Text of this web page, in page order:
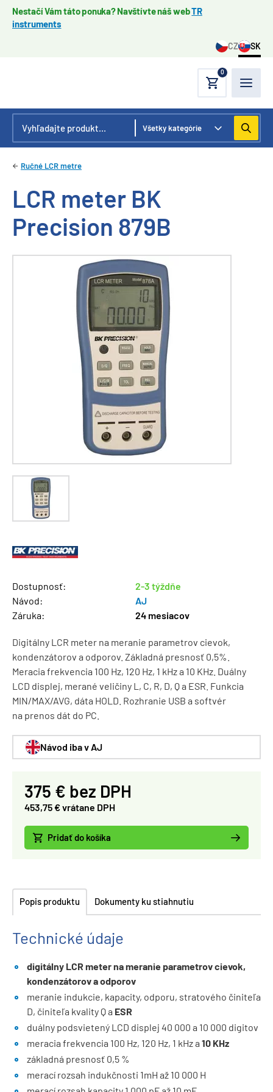
Nestačí Vám táto ponuka? Navštívte náš webTR
instruments
CZ SK
0
Ručné LCR metre
LCR meter BK
Precision 879B
Dostupnosť:
2-3 týždňe
Návod:
AJ
Záruka:
24 mesiacov
Digitálny LCR meter na meranie parametrov cievok,
kondenzátorov a odporov. Základná presnosť 0,5%.
Meracia frekvencia 100 Hz, 120 Hz, 1 kHz a 10 KHz. Duálny
LCD displej, merané veličiny L, C, R, D, Q a ESR. Funkcia
MIN/MAX/AVG, dáta HOLD. Rozhranie USB a softvér
na prenos dát do PC.
Návod iba v AJ
375 € bez DPH
453,75 € vrátane DPH
Pridať do košíka
Popis produktu Dokumenty ku stiahnutiu
Technické údaje
digitálny LCR meter na meranie parametrov cievok,
kondenzátorov a odporov
meranie indukcie, kapacity, odporu, stratového činiteľa
D, činiteľa kvality Q a ESR
duálny podsvietený LCD displej 40 000 a 10 000 digitov
meracia frekvencia 100 Hz, 120 Hz, 1 kHz a 10 KHz
základná presnosť 0,5 %
merací rozsah indukčnosti 1mH až 10 000 H